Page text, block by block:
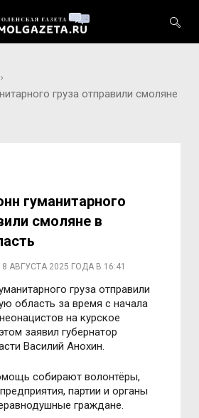
груза отправили смоляне
гуманитарного
смоляне в
АВГУСТА 2025 ГОДА В 16:41
груза отправили
область за время с начала
на курское
заявил губернатор
Василий Анохин.
собирают волонтёры,
партии и органы
граждане.